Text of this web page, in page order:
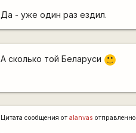
Да - уже один раз ездил.
А сколько той Беларуси :)
Цитата сообщения отalanvas